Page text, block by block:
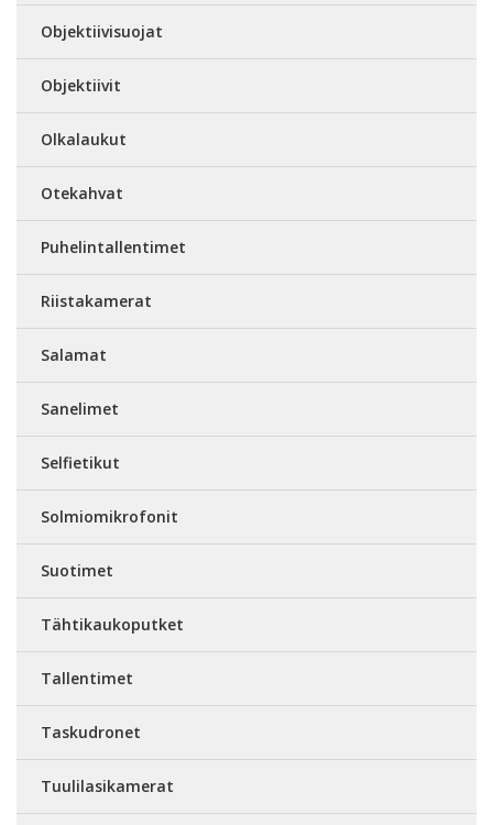
Objektiivisuojat
Objektiivit
Olkalaukut
Otekahvat
Puhelintallentimet
Riistakamerat
Salamat
Sanelimet
Selfietikut
Solmiomikrofonit
Suotimet
Tähtikaukoputket
Tallentimet
Taskudronet
Tuulilasikamerat